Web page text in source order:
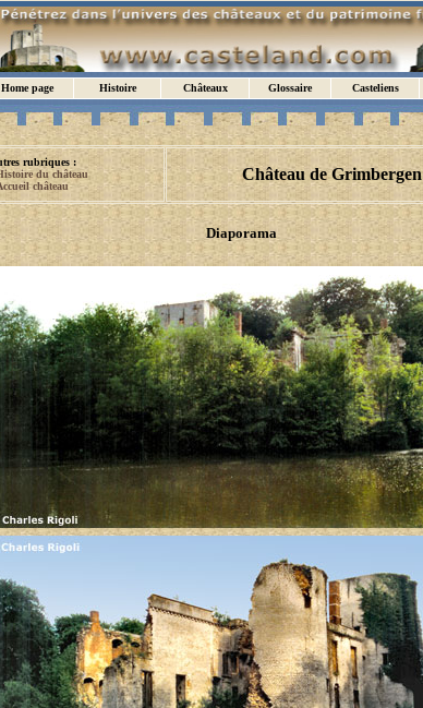
Home page Histoire Châteaux Glossaire Casteliens
rubriques :
du château
château
Château de Grimbergen
Diaporama